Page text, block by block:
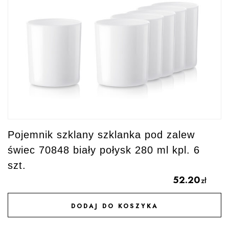
Pojemnik szklany szklanka pod zalew
świec 70848 biały połysk 280 ml kpl. 6
szt.
52.20zł
DODAJ DO KOSZYKA
DODAJ DO ULUBIONYCH